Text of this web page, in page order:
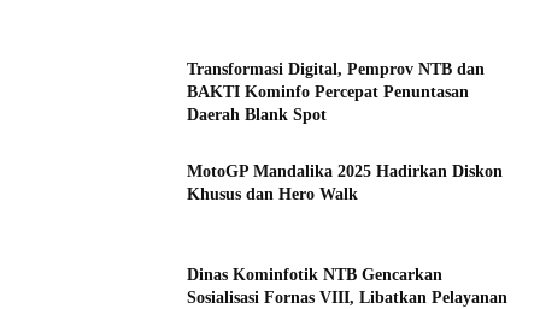
Transformasi Digital, Pemprov NTB dan
BAKTI Kominfo Percepat Penuntasan
Daerah Blank Spot
MotoGP Mandalika 2025 Hadirkan Diskon
Khusus dan Hero Walk
Dinas Kominfotik NTB Gencarkan
Sosialisasi Fornas VIII, Libatkan Pelayanan